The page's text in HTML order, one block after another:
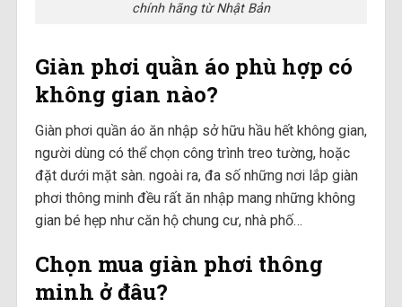
chính hãng từ Nhật Bản
Giàn phơi quần áo phù hợp có
không gian nào?
Giàn phơi quần áo ăn nhập sở hữu hầu hết không gian,
người dùng có thể chọn công trình treo tường, hoặc
đặt dưới mặt sàn. ngoài ra, đa số những nơi lắp giàn
phơi thông minh đều rất ăn nhập mang những không
gian bé hẹp như căn hộ chung cư, nhà phố…
Chọn mua giàn phơi thông
minh ở đâu?